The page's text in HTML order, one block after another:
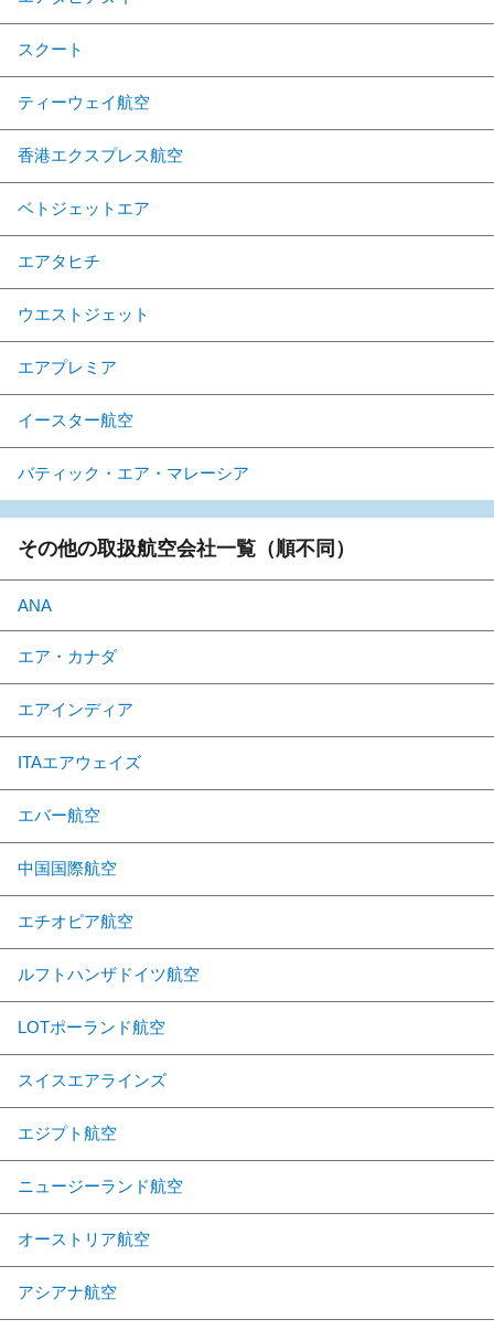
スクート
ティーウェイ航空
香港エクスプレス航空
ベトジェットエア
エアタヒチ
ウエストジェット
エアプレミア
イースター航空
バティック・エア・マレーシア
その他の取扱航空会社一覧（順不同）
ANA
エア・カナダ
エアインディア
ITAエアウェイズ
エバー航空
中国国際航空
エチオピア航空
ルフトハンザドイツ航空
LOTポーランド航空
スイスエアラインズ
エジプト航空
ニュージーランド航空
オーストリア航空
アシアナ航空